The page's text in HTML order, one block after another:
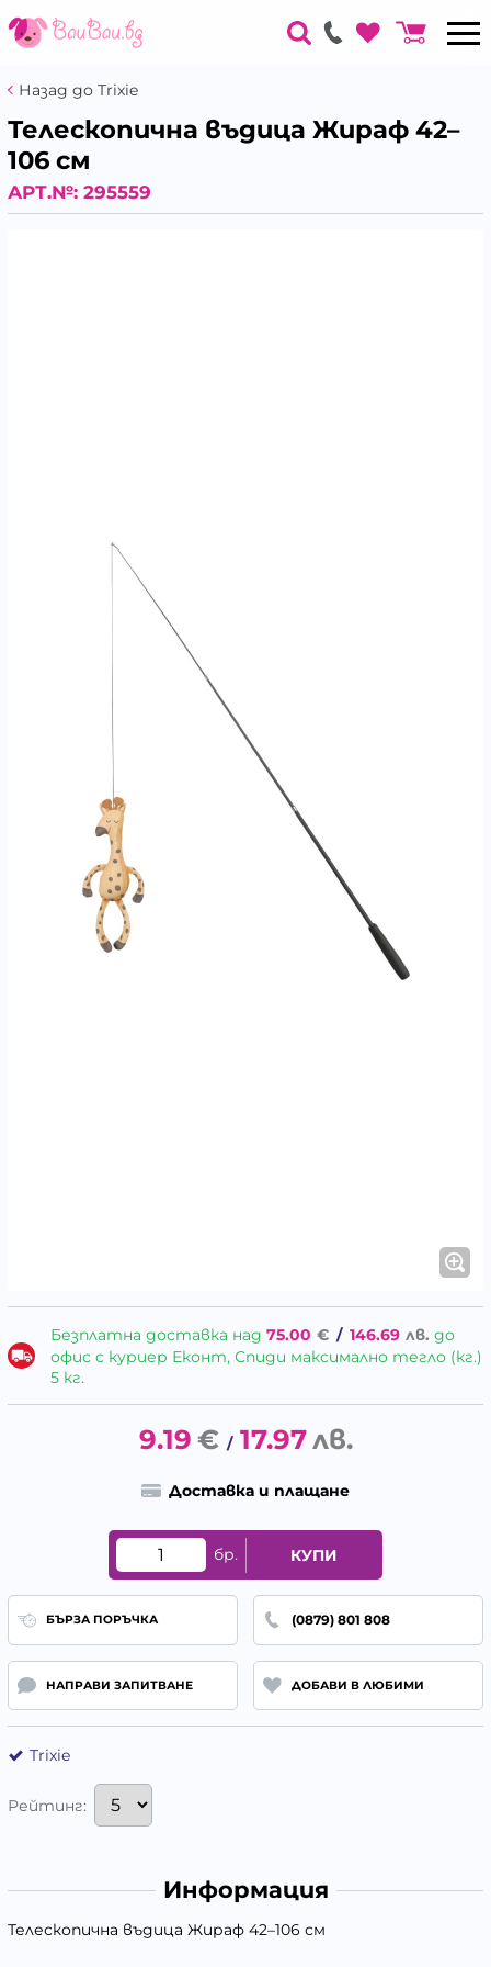
Назад до Trixie
Телескопична въдица Жираф 42–
106 см
АРТ.№: 295559
Безплатна доставка над 75.00 € / 146.69 лв. до
офис с куриер Еконт, Спиди максимално тегло (кг.)
5 кг.
9.19 € / 17.97лв.
Доставка и плащане
бр. КУПИ
БЪРЗА ПОРЪЧКА (0879) 801 808
НАПРАВИ ЗАПИТВАНЕ ДОБАВИ В ЛЮБИМИ
Trixie
Рейтинг:
Информация
Телескопична въдица Жираф 42–106 см